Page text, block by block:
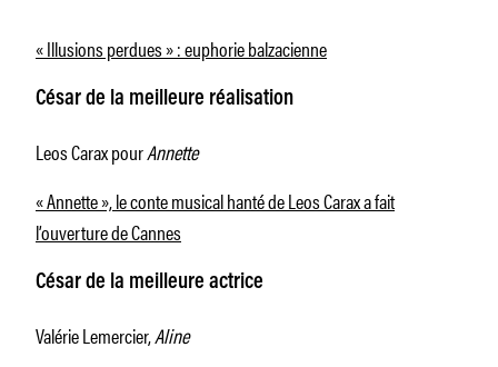
« Illusions perdues » : euphorie balzacienne
César de la meilleure réalisation
Leos Carax pourAnnette
« Annette », le conte musical hanté de Leos Carax a fait
l’ouverture de Cannes
César de la meilleure actrice
Valérie Lemercier,Aline